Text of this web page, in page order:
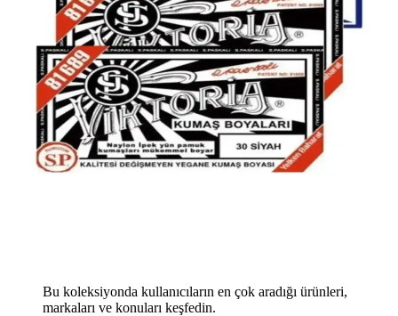
Bu koleksiyonda kullanıcıların en çok aradığı ürünleri,
markaları ve konuları keşfedin.